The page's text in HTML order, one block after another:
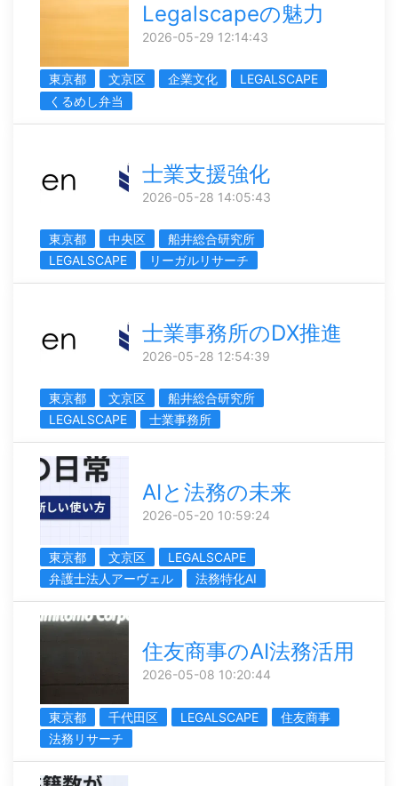
Legalscapeの魅力
2026-05-29 12:14:43
東京都 文京区 企業文化
LEGALSCAPE
くるめし弁当
士業支援強化
2026-05-28 14:05:43
東京都 中央区
船井総合研究所
LEGALSCAPE
リーガルリサーチ
士業事務所のDX推進
2026-05-28 12:54:39
東京都 文京区
船井総合研究所
LEGALSCAPE
士業事務所
AIと法務の未来
2026-05-20 10:59:24
東京都 文京区
LEGALSCAPE
弁護士法人アーヴェル
法務特化AI
住友商事のAI法務活用
2026-05-08 10:20:44
東京都 千代田区 LEGALSCAPE
住友商事
法務リサーチ